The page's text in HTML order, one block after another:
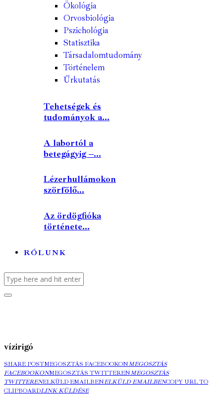
Ökológia
Orvosbiológia
Pszichológia
Statisztika
Társadalomtudomány
Történelem
Űrkutatás
Tehetségek és
tudományok a...
A labortól a
betegágyig –...
Lézerhullámokon
szörfölő...
Az ördögfióka
története...
RÓLUNK
vízirigó
SHARE POSTMEGOSZTÁS FACEBOOKONMEGOSZTÁS
FACEBOOKONMEGOSZTÁS TWITTERENMEGOSZTÁS
TWITTERENELKÜLD EMAILBENELKÜLD EMAILBENCOPY URL TO
CLIPBOARDLINK KÜLDÉSE